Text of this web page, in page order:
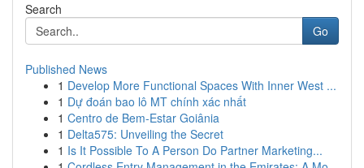
Search
Go
Published News
1 Develop More Functional Spaces With Inner West ...
1 Dự đoán bao lô MT chính xác nhất
1 Centro de Bem-Estar Goiânia
1 Delta575: Unveiling the Secret
1 Is It Possible To A Person Do Partner Marketing...